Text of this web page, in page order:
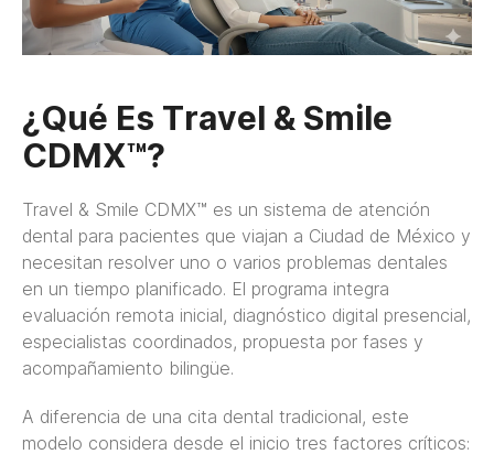
¿Qué Es Travel & Smile
CDMX™?
Travel & Smile CDMX™ es un sistema de atención
dental para pacientes que viajan a Ciudad de México y
necesitan resolver uno o varios problemas dentales
en un tiempo planificado. El programa integra
evaluación remota inicial, diagnóstico digital presencial,
especialistas coordinados, propuesta por fases y
acompañamiento bilingüe.
A diferencia de una cita dental tradicional, este
modelo considera desde el inicio tres factores críticos: